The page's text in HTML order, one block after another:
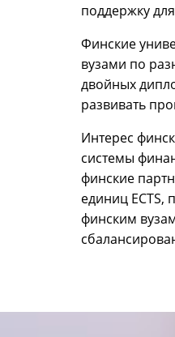
поддержку
Финские
вузами по
двойных
развивать
Интерес
системы
финские
единиц ECTS,
финским